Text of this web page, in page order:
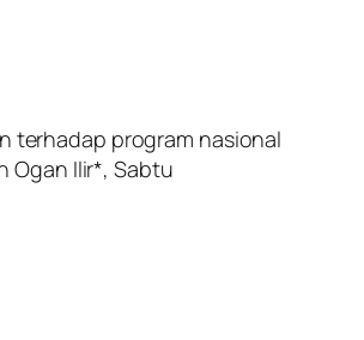
terhadap program nasional
Ogan Ilir*, Sabtu